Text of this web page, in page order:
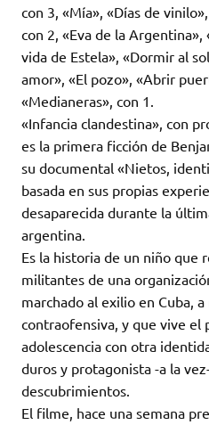
con 3, «Mía», «Días de
con 2, «Eva de la
vida de Estela», «Dormir al
amor», «El pozo», «Abrir
«Medianeras», con 1.
«Infancia clandestina», con
es la primera ficción de
su documental «Nietos,
basada en sus propias
desaparecida durante la
argentina.
Es la historia de un niño que
militantes de una
marchado al exilio en Cuba,
contraofensiva, y que vive el
adolescencia con otra
duros y protagonista -a la
descubrimientos.
El filme, hace una semana